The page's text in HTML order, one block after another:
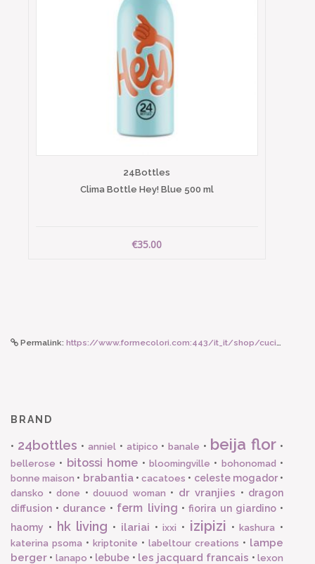
24Bottles
Clima Bottle Hey! Blue 500 ml
€35.00
Permalink: https://www.formecolori.com:443/it_it/shop/cucina/tovagliette_in_vinile/beija_flor_tovaglietta_in_vinile_bohemian_garden_p_bg7x1/3886
BRAND
• 24bottles • anniel• atipico •banale • beija flor •
bellerose • bitossi home • bloomingville • bohonomad •
bonne maison • brabantia•cacatoes • celeste mogador•
dansko • done • douuod woman • dr vranjies • dragon
diffusion • durance • ferm living • fiorira un giardino•
haomy • hk living • ilariai •ixxi • izipizi •kashura •
katerina psoma • kriptonite • labeltour creations • lampe
berger • lanapo • lebube • les jacquard francais •lexon